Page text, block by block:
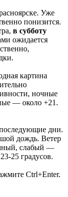
Уже
понизится.
в субботу
ожидается
картина
ночные
— около +21.
последующие дни.
дождь. Ветер
слабый —
25 градусов.
Ctrl+Enter.